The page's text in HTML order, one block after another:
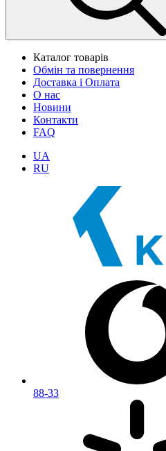
Каталог товарів
Обмін та повернення
Доставка і Оплата
О нас
Новини
Контакти
FAQ
UA
RU
88-33